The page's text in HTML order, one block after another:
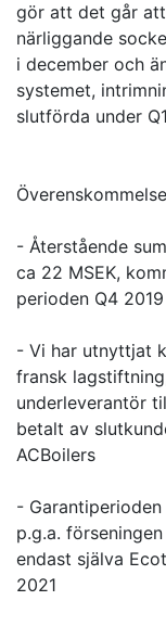
gör att det går
närliggande
i december och
systemet,
slutförda under
- Återstående
ca 22 MSEK,
perioden Q4
- Vi har utnyttjat
fransk
underleverantör
betalt av
ACBoilers
-
p.g.a.
endast själva
2021